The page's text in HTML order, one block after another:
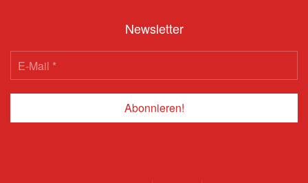
Newsletter